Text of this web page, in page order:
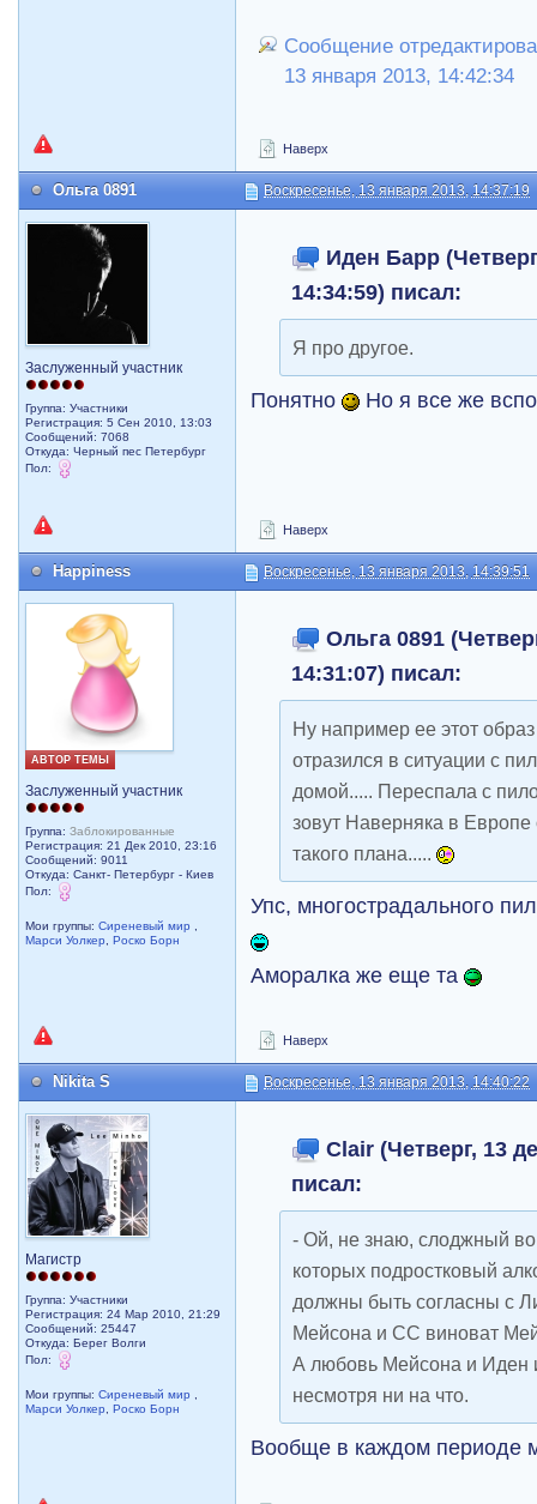
Сообщение
13 января 2013, 14:42:34
Наверх
Ольга 0891 Воскресенье, 13 января 2013, 14:37:19
Заслуженный участник
Группа: Участники
Регистрация: 5 Сен 2010, 13:03
Сообщений: 7068
Откуда: Черный пес Петербург
Пол:
Иден Барр
14:34:59) писал:
Я про другое.
Понятно Но я все же
Наверх
Happiness Воскресенье, 13 января 2013, 14:39:51
АВТОР ТЕМЫ
Заслуженный участник
Группа:Заблокированные
Регистрация: 21 Дек 2010, 23:16
Сообщений: 9011
Откуда: Санкт- Петербург - Киев
Пол:
Мои группы:Сиреневый мир
Марси Уолкер
,Роско Борн
Ольга 0891
14:31:07) писал:
Ну например ее этот
отразился в ситуации с
домой..... Переспала с
зовут Наверняка в
такого плана.....
Упс, многострадального
Аморалка же еще та
Наверх
Nikita S Воскресенье, 13 января 2013, 14:40:22
Магистр
Группа: Участники
Регистрация: 24 Мар 2010, 21:29
Сообщений: 25447
Откуда: Берег Волги
Пол:
Мои группы:Сиреневый мир
Марси Уолкер
,Роско Борн
Clair (Четверг, 13
писал:
- Ой, не знаю, слоджный
которых подростковый
должны быть согласны с
Мейсона и СС виноват
А любовь Мейсона и Иден
несмотря ни на что.
Вообще в каждом периоде